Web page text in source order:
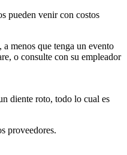
pueden venir con costos
menos que tenga un evento
o consulte con su empleador
diente roto, todo lo cual es
proveedores.